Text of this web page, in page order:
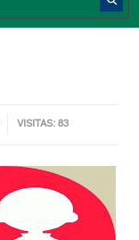
VISITAS: 83